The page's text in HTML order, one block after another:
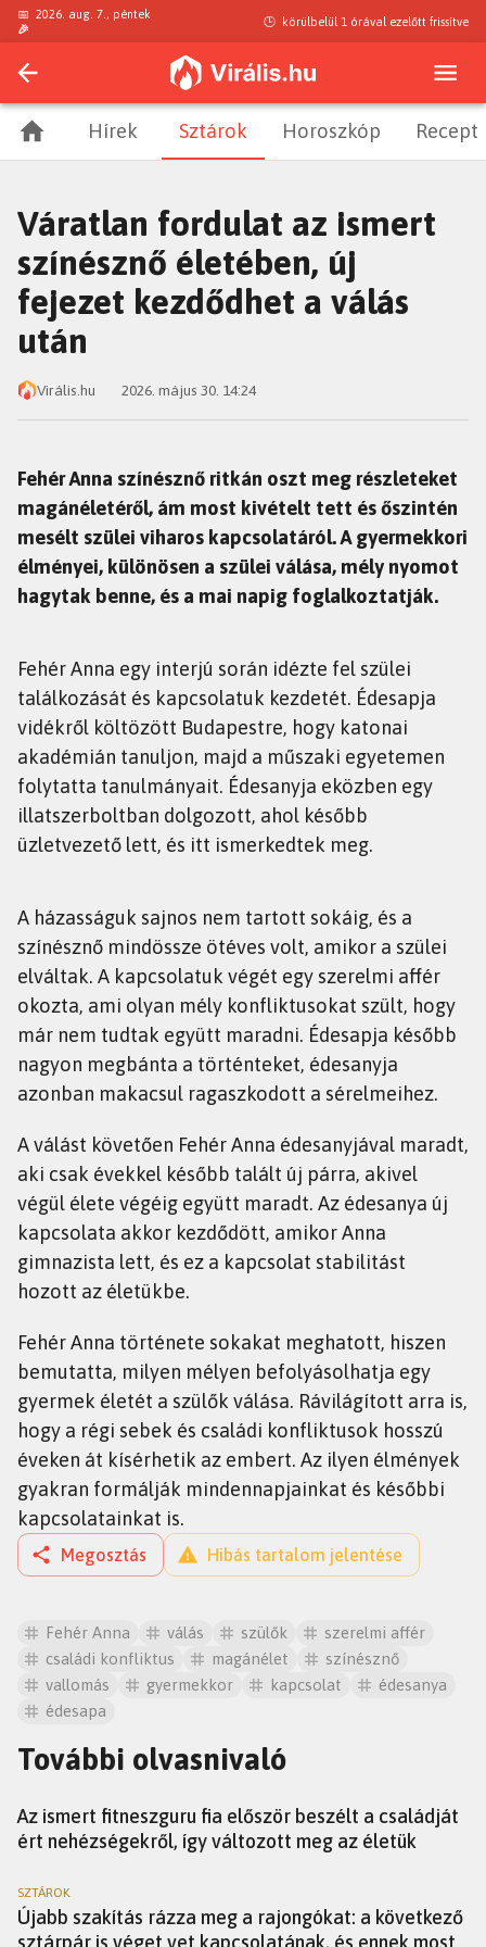
📅 2026. aug. 7., péntek
🎉
🕒 körülbelül 1 órával ezelőtt frissítve
Hírek Sztárok Horoszkóp Recept
Váratlan fordulat az ismert
színésznő életében, új
fejezet kezdődhet a válás
után
Virális.hu 2026. május 30. 14:24
Fehér Anna színésznő ritkán oszt meg részleteket
magánéletéről, ám most kivételt tett és őszintén
mesélt szülei viharos kapcsolatáról. A gyermekkori
élményei, különösen a szülei válása, mély nyomot
hagytak benne, és a mai napig foglalkoztatják.
Fehér Anna egy interjú során idézte fel szülei
találkozását és kapcsolatuk kezdetét. Édesapja
vidékről költözött Budapestre, hogy katonai
akadémián tanuljon, majd a műszaki egyetemen
folytatta tanulmányait. Édesanyja eközben egy
illatszerboltban dolgozott, ahol később
üzletvezető lett, és itt ismerkedtek meg.
A házasságuk sajnos nem tartott sokáig, és a
színésznő mindössze ötéves volt, amikor a szülei
elváltak. A kapcsolatuk végét egy szerelmi affér
okozta, ami olyan mély konfliktusokat szült, hogy
már nem tudtak együtt maradni. Édesapja később
nagyon megbánta a történteket, édesanyja
azonban makacsul ragaszkodott a sérelmeihez.
A válást követően Fehér Anna édesanyjával maradt,
aki csak évekkel később talált új párra, akivel
végül élete végéig együtt maradt. Az édesanya új
kapcsolata akkor kezdődött, amikor Anna
gimnazista lett, és ez a kapcsolat stabilitást
hozott az életükbe.
Fehér Anna története sokakat meghatott, hiszen
bemutatta, milyen mélyen befolyásolhatja egy
gyermek életét a szülők válása. Rávilágított arra is,
hogy a régi sebek és családi konfliktusok hosszú
éveken át kísérhetik az embert. Az ilyen élmények
gyakran formálják mindennapjainkat és későbbi
kapcsolatainkat is.
Megosztás Hibás tartalom jelentése
Fehér Anna válás szülők
szerelmi affér
családi konfliktus
magánélet
színésznő
vallomás
gyermekkor kapcsolat
édesanya
édesapa
További olvasnivaló
Az ismert fitneszguru fia először beszélt a családját
ért nehézségekről, így változott meg az életük
SZTÁROK
Újabb szakítás rázza meg a rajongókat: a következő
sztárpár is véget vet kapcsolatának, és ennek most